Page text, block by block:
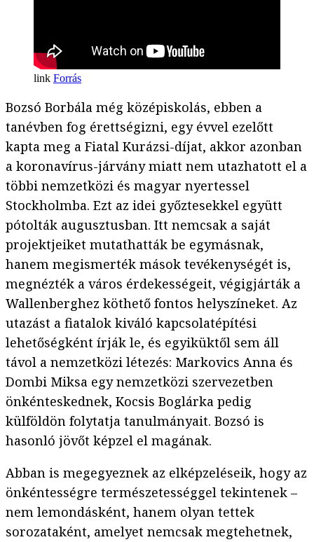
Forrás
Bozsó Borbála még középiskolás, ebben a
tanévben fog érettségizni, egy évvel ezelőtt
kapta meg a Fiatal Kurázsi-díjat, akkor azonban
a koronavírus-járvány miatt nem utazhatott el a
többi nemzetközi és magyar nyertessel
Stockholmba. Ezt az idei győztesekkel együtt
pótolták augusztusban. Itt nemcsak a saját
projektjeiket mutathatták be egymásnak,
hanem megismerték mások tevékenységét is,
megnézték a város érdekességeit, végigjárták a
Wallenberghez köthető fontos helyszíneket. Az
utazást a fiatalok kiváló kapcsolatépítési
lehetőségként írják le, és egyiküktől sem áll
távol a nemzetközi létezés: Markovics Anna és
Dombi Miksa egy nemzetközi szervezetben
önkénteskednek, Kocsis Boglárka pedig
külföldön folytatja tanulmányait. Bozsó is
hasonló jövőt képzel el magának.
Abban is megegyeznek az elképzeléseik, hogy az
önkéntességre természetességgel tekintenek –
nem lemondásként, hanem olyan tettek
sorozataként, amelyet nemcsak megtehetnek,